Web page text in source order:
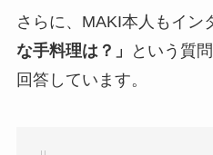
さらに、MAKI本人もイン
な手料理は？」
という質
回答しています。